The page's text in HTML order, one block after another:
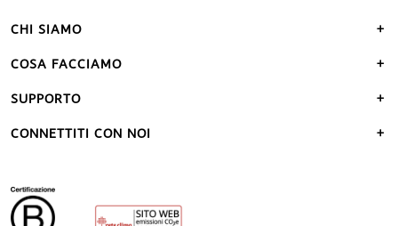
CHI SIAMO
COSA FACCIAMO
SUPPORTO
CONNETTITI CON NOI